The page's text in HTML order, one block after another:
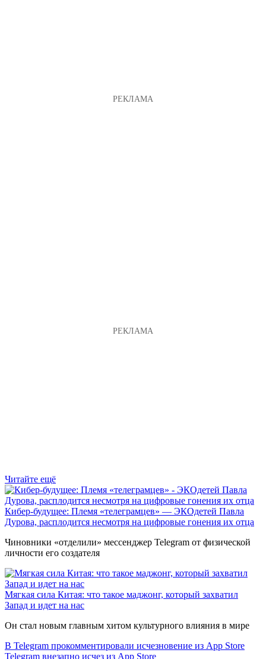
Читайте ещё
Кибер-будущее: Племя «телеграмцев» — ЭКОдетей Павла
Дурова, расплодится несмотря на цифровые гонения их отца
Чиновники «отделили» мессенджер Telegram от физической
личности его создателя
Мягкая сила Китая: что такое маджонг, который захватил
Запад и идет на нас
Он стал новым главным хитом культурного влияния в мире
В Telegram прокомментировали исчезновение из App Store
Telegram внезапно исчез из App Store